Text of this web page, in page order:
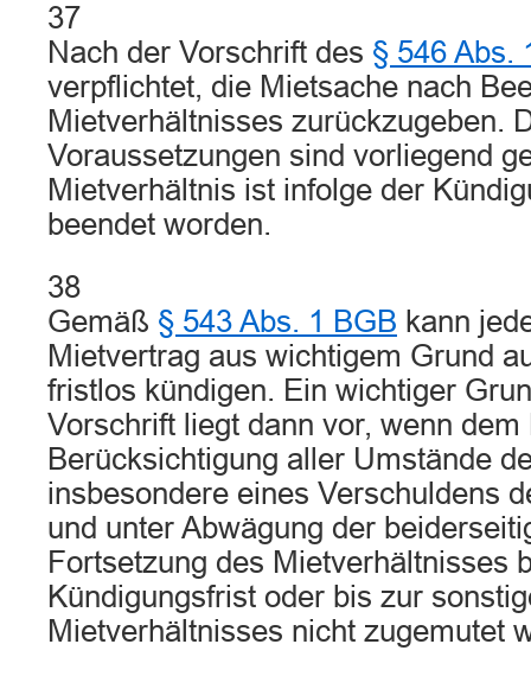
37
Nach der Vorschrift des § 546 Abs.
verpflichtet, die Mietsache nach
Mietverhältnisses zurückzugeben.
Voraussetzungen sind vorliegend
Mietverhältnis ist infolge der
beendet worden.
38
Gemäß § 543 Abs. 1 BGB kann
Mietvertrag aus wichtigem Grund
fristlos kündigen. Ein wichtiger
Vorschrift liegt dann vor, wenn
Berücksichtigung aller Umstände
insbesondere eines Verschuldens
und unter Abwägung der
Fortsetzung des Mietverhältnisses
Kündigungsfrist oder bis zur
Mietverhältnisses nicht zugemutet